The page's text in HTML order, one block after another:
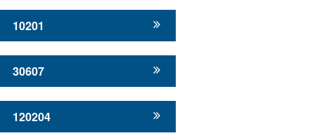
10201
30607
120204